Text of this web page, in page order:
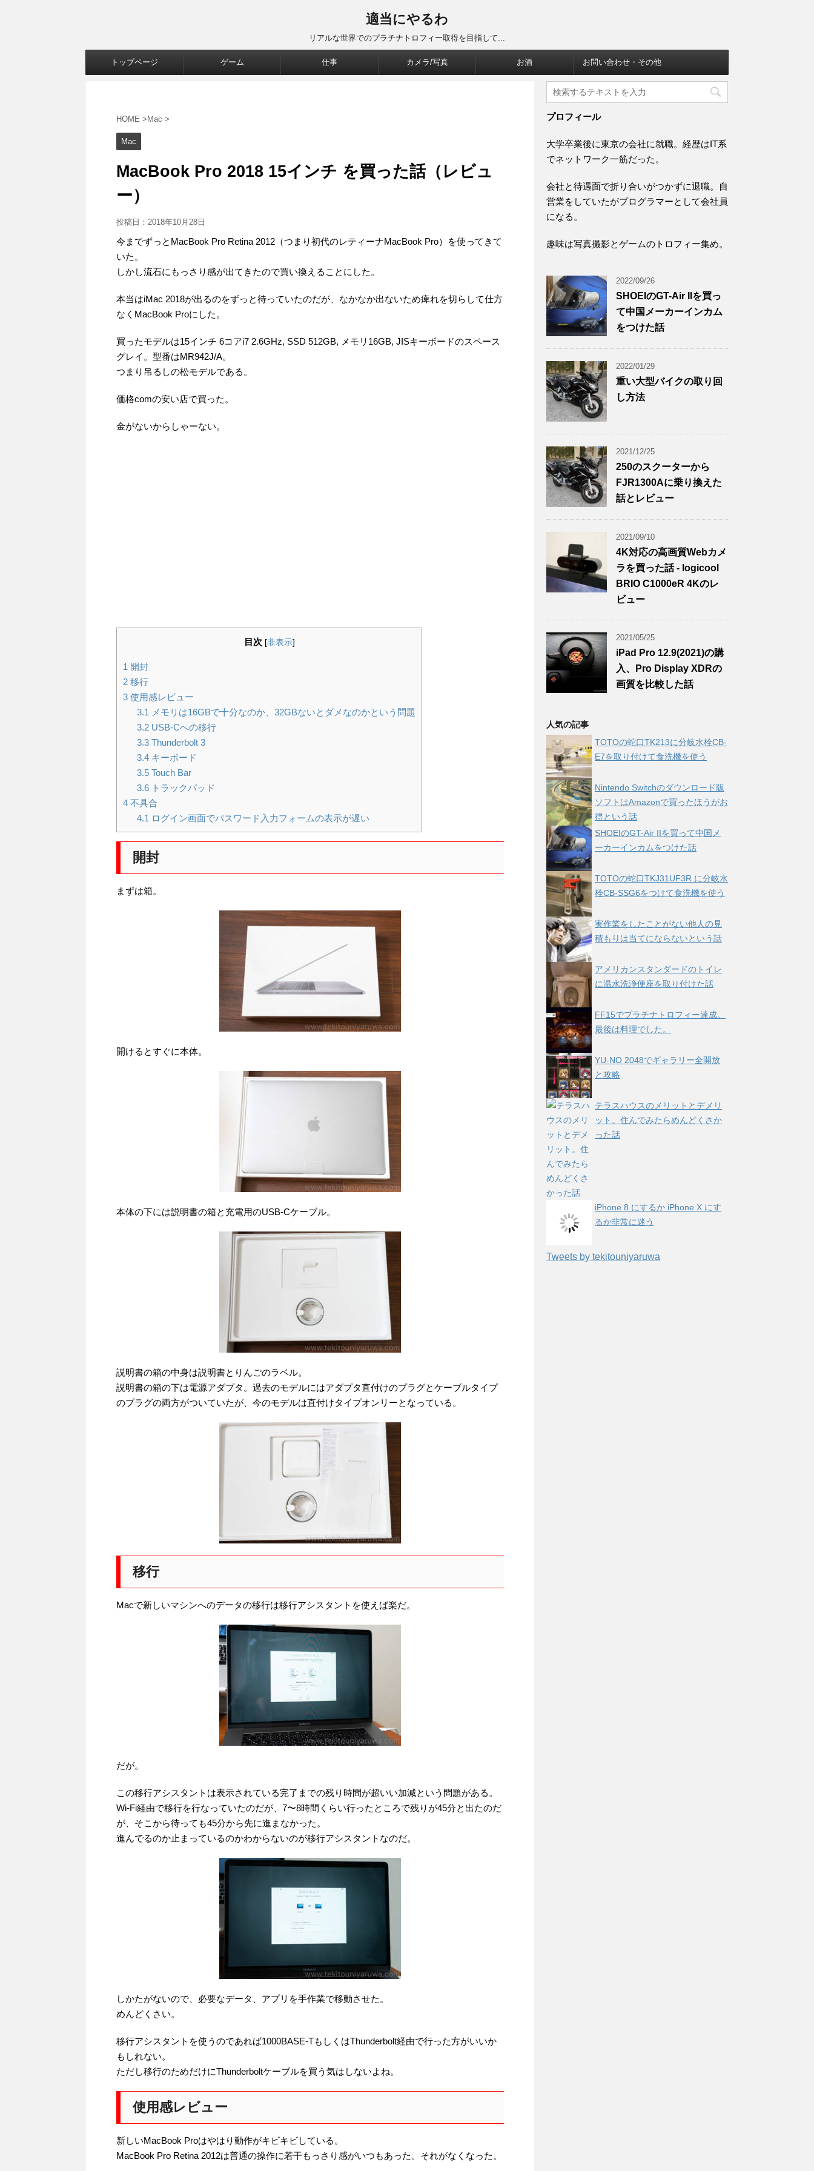
適当にやるわ
リアルな世界でのプラチナトロフィー取得を目指して...
トップページ ゲーム 仕事 カメラ/写真 お酒 お問い合わせ・その他
HOME > Mac >
Mac
MacBook Pro 2018 15インチ を買った話（レビュ
ー）
投稿日： 2018年10月28日
今までずっとMacBook Pro Retina 2012（つまり初代のレティーナMacBook Pro）を使ってきて
いた。
しかし流石にもっさり感が出てきたので買い換えることにした。
本当はiMac 2018が出るのをずっと待っていたのだが、なかなか出ないため痺れを切らして仕方
なくMacBook Proにした。
買ったモデルは15インチ 6コアi7 2.6GHz, SSD 512GB, メモリ16GB, JISキーボードのスペース
グレイ。型番はMR942J/A。
つまり吊るしの松モデルである。
価格comの安い店で買った。
金がないからしゃーない。
目次 [非表示]
1 開封
2 移行
3 使用感レビュー
3.1 メモリは16GBで十分なのか、32GBないとダメなのかという問題
3.2USB-Cへの移行
3.3Thunderbolt 3
3.4キーボード
3.5Touch Bar
3.6トラックパッド
4 不具合
4.1 ログイン画面でパスワード入力フォームの表示が遅い
開封
まずは箱。
開けるとすぐに本体。
本体の下には説明書の箱と充電用のUSB-Cケーブル。
説明書の箱の中身は説明書とりんごのラベル。
説明書の箱の下は電源アダプタ。過去のモデルにはアダプタ直付けのプラグとケーブルタイプ
のプラグの両方がついていたが、今のモデルは直付けタイプオンリーとなっている。
移行
Macで新しいマシンへのデータの移行は移行アシスタントを使えば楽だ。
だが。
この移行アシスタントは表示されている完了までの残り時間が超いい加減という問題がある。
Wi-Fi経由で移行を行なっていたのだが、7〜8時間くらい行ったところで残りが45分と出たのだ
が、そこから待っても45分から先に進まなかった。
進んでるのか止まっているのかわからないのが移行アシスタントなのだ。
しかたがないので、必要なデータ、アプリを手作業で移動させた。
めんどくさい。
移行アシスタントを使うのであれば1000BASE-TもしくはThunderbolt経由で行った方がいいか
もしれない。
ただし移行のためだけにThunderboltケーブルを買う気はしないよね。
使用感レビュー
新しいMacBook Proはやはり動作がキビキビしている。
MacBook Pro Retina 2012は普通の操作に若干もっさり感がいつもあった。それがなくなった。
プロフィール
大学卒業後に東京の会社に就職。経歴はIT系
でネットワーク一筋だった。
会社と待遇面で折り合いがつかずに退職。自
営業をしていたがプログラマーとして会社員
になる。
趣味は写真撮影とゲームのトロフィー集め。
2022/09/26
SHOEIのGT-Air IIを買っ
て中国メーカーインカム
をつけた話
2022/01/29
重い大型バイクの取り回
し方法
2021/12/25
250のスクーターから
FJR1300Aに乗り換えた
話とレビュー
2021/09/10
4K対応の高画質Webカメ
ラを買った話 - logicool
BRIO C1000eR 4Kのレ
ビュー
2021/05/25
iPad Pro 12.9(2021)の購
入、Pro Display XDRの
画質を比較した話
人気の記事
TOTOの蛇口TK213に分岐水栓CB-
E7を取り付けて食洗機を使う
Nintendo Switchのダウンロード版
ソフトはAmazonで買ったほうがお
得という話
SHOEIのGT-Air IIを買って中国メ
ーカーインカムをつけた話
TOTOの蛇口TKJ31UF3R に分岐水
栓CB-SSG6をつけて食洗機を使う
実作業をしたことがない他人の見
積もりは当てにならないという話
アメリカンスタンダードのトイレ
に温水洗浄便座を取り付けた話
FF15でプラチナトロフィー達成。
最後は料理でした。
YU-NO 2048でギャラリー全開放
と攻略
テラスハウスのメリットとデメリ
ット。住んでみたらめんどくさか
った話
iPhone 8 にするか iPhone X にす
るか非常に迷う
Tweets by tekitouniyaruwa